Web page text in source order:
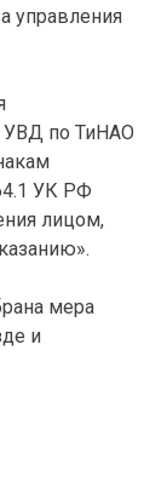
управления
УВД по ТиНАО
УК РФ
лицом,
мера
и